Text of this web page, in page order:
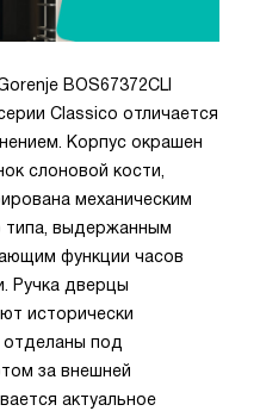
BOS67372CLI
Classico отличается
Корпус окрашен
слоновой кости,
механическим
типа, выдержанным
функции часов
Ручка дверцы
исторически
под
за внешней
актуальное